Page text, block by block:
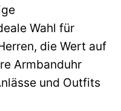
Wahl für
die Wert auf
Armbanduhr
und Outfits